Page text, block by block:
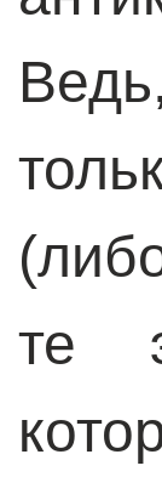
те